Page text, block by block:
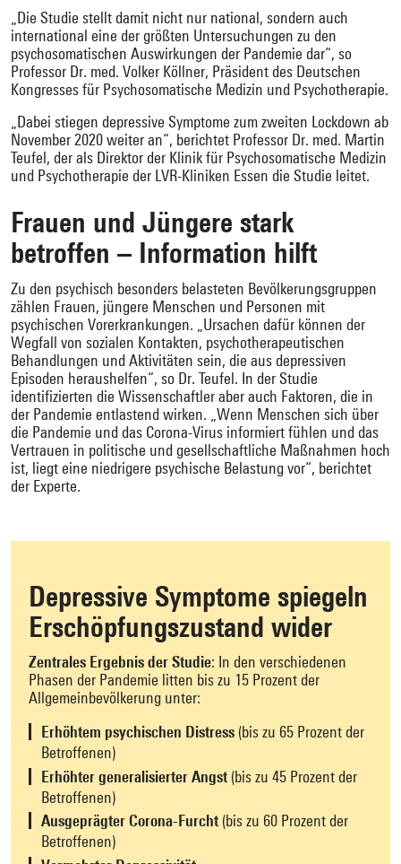
„Die Studie stellt damit nicht nur national, sondern auch
international eine der größten Untersuchungen zu den
psychosomatischen Auswirkungen der Pandemie dar“, so
Professor Dr. med. Volker Köllner, Präsident des Deutschen
Kongresses für Psychosomatische Medizin und Psychotherapie.
„Dabei stiegen depressive Symptome zum zweiten Lockdown ab
November 2020 weiter an“, berichtet Professor Dr. med. Martin
Teufel, der als Direktor der Klinik für Psychosomatische Medizin
und Psychotherapie der LVR-Kliniken Essen die Studie leitet.
Frauen und Jüngere stark
betroffen – Information hilft
Zu den psychisch besonders belasteten Bevölkerungsgruppen
zählen Frauen, jüngere Menschen und Personen mit
psychischen Vorerkrankungen. „Ursachen dafür können der
Wegfall von sozialen Kontakten, psychotherapeutischen
Behandlungen und Aktivitäten sein, die aus depressiven
Episoden heraushelfen“, so Dr. Teufel. In der Studie
identifizierten die Wissenschaftler aber auch Faktoren, die in
der Pandemie entlastend wirken. „Wenn Menschen sich über
die Pandemie und das Corona-Virus informiert fühlen und das
Vertrauen in politische und gesellschaftliche Maßnahmen hoch
ist, liegt eine niedrigere psychische Belastung vor“, berichtet
der Experte.
Depressive Symptome spiegeln
Erschöpfungszustand wider
Zentrales Ergebnis der Studie: In den verschiedenen
Phasen der Pandemie litten bis zu 15 Prozent der
Allgemeinbevölkerung unter:
Erhöhtem psychischen Distress (bis zu 65 Prozent der
Betroffenen)
Erhöhter generalisierter Angst (bis zu 45 Prozent der
Betroffenen)
Ausgeprägter Corona-Furcht(bis zu 60 Prozent der
Betroffenen)